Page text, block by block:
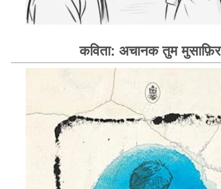
कविता: अचानक तुम मुसाफ़िर